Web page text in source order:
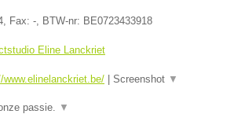
, Fax: - , BTW-nr: BE0723433918
Eline Lanckriet
www.elinelanckriet.be/ | Screenshot ▼
passie. ▼